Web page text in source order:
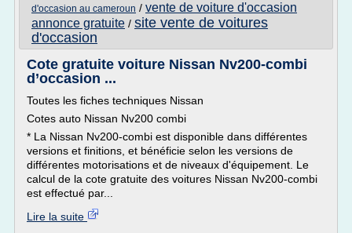
d'occasion au cameroun / vente de voiture d'occasion
annonce gratuite / site vente de voitures
d'occasion
Cote gratuite voiture Nissan Nv200-combi
d’occasion ...
Toutes les fiches techniques Nissan
Cotes auto Nissan Nv200 combi
* La Nissan Nv200-combi est disponible dans différentes
versions et finitions, et bénéficie selon les versions de
différentes motorisations et de niveaux d'équipement. Le
calcul de la cote gratuite des voitures Nissan Nv200-combi
est effectué par...
Lire la suite